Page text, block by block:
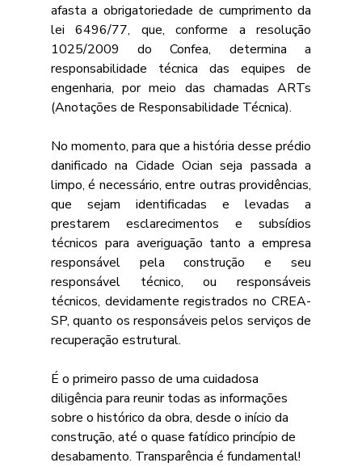
afasta a obrigatoriedade de cumprimento da
lei 6496/77, que, conforme a resolução
1025/2009 do Confea, determina a
responsabilidade técnica das equipes de
engenharia, por meio das chamadas ARTs
(Anotações de Responsabilidade Técnica).
No momento, para que a história desse prédio
danificado na Cidade Ocian seja passada a
limpo, é necessário, entre outras providências,
que sejam identificadas e levadas a
prestarem esclarecimentos e subsídios
técnicos para averiguação tanto a empresa
responsável pela construção e seu
responsável técnico, ou responsáveis
técnicos, devidamente registrados no CREA-
SP, quanto os responsáveis pelos serviços de
recuperação estrutural.
É o primeiro passo de uma cuidadosa
diligência para reunir todas as informações
sobre o histórico da obra, desde o início da
construção, até o quase fatídico princípio de
desabamento. Transparência é fundamental!